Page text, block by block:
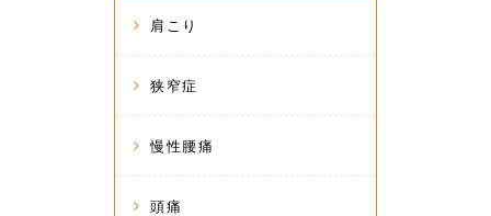
肩こり
狭窄症
慢性腰痛
頭痛